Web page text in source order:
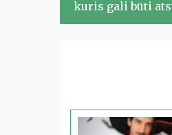
įrašų
kuris gali būti